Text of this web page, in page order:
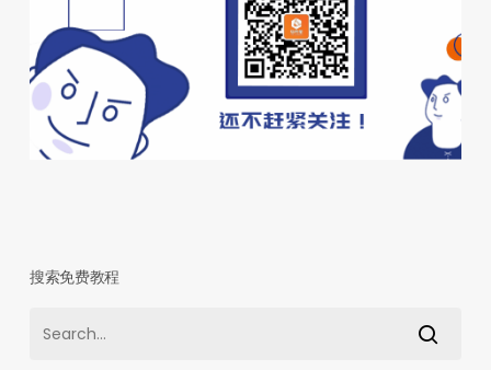
搜索免费教程